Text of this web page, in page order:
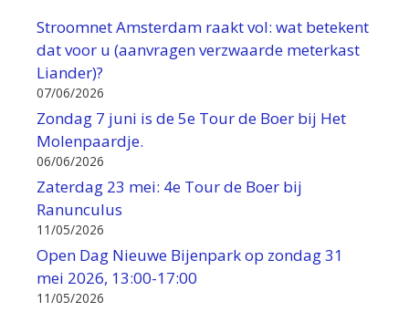
Stroomnet Amsterdam raakt vol: wat betekent
dat voor u (aanvragen verzwaarde meterkast
Liander)?
07/06/2026
Zondag 7 juni is de 5e Tour de Boer bij Het
Molenpaardje.
06/06/2026
Zaterdag 23 mei: 4e Tour de Boer bij
Ranunculus
11/05/2026
Open Dag Nieuwe Bijenpark op zondag 31
mei 2026, 13:00-17:00
11/05/2026